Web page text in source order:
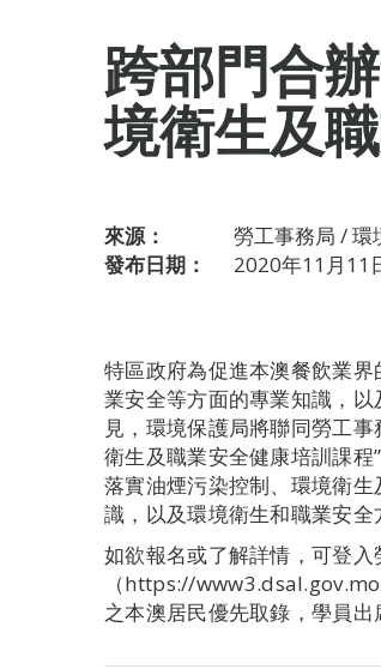
跨部門合
境衛生及
來源：
勞工事務局 / 環
發布日期：
2020年11月11
特區政府為促進本澳餐飲業
業安全等方面的專業知識，
見，環境保護局將聯同勞工
衛生及職業安全健康培訓課
落實油煙污染控制、環境衛
識，以及環境衛生和職業安全
如欲報名或了解詳情，可登
（https://
之本澳居民優先取錄，學員出